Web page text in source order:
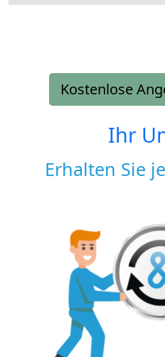
Kostenlose
Ihr
Erhalten Sie